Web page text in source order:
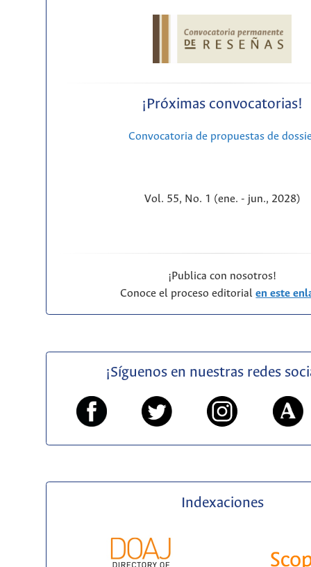
¡Próximas convocatorias!
Convocatoria de propuestas de
Vol. 55, No. 1 (ene. - jun., 2028)
¡Publica con nosotros!
Conoce el proceso editorialen este
¡Síguenos en nuestras redes
Indexaciones